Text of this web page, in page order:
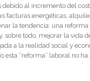
al incremento del
facturas energéticas,
la tendencia: una
sobre todo, mejorar la vida
a la realidad social y
esta “reforma” laboral no